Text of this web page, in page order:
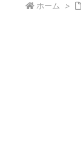
ホーム >